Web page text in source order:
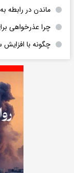
ماندن در رابطه
چرا عذرخواهی
چگونه با افزایش